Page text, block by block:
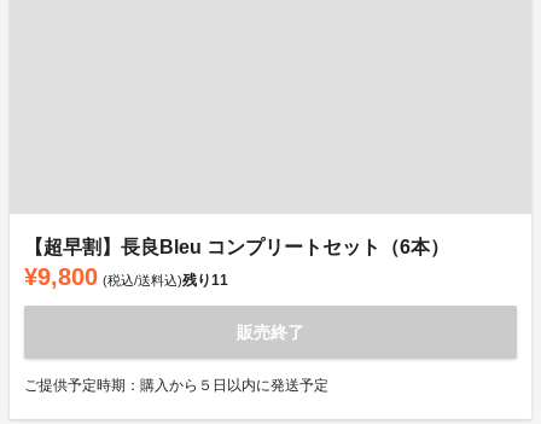
【超早割】長良Bleu コンプリートセット（6本）
¥9,800 (税込/送料込)残り11
販売終了
ご提供予定時期：購入から５日以内に発送予定